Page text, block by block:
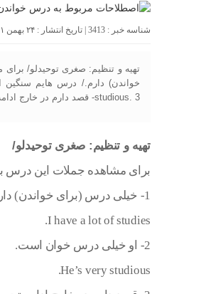
شناسه خبر : 3413 | تاریخ انتشار : ۲۴ بهمن ۱۴۰۱ - ۲۰:۰۱ | 2451 بازدید | تعداد دیدگاه :
studious. 3- قصد دارم در خارج ادامه تحصیل بدهم. I’m going to continue my studies abroad. […]
تهیه و تنظیم: صغری توحیدلو/
برای مشاهده جملات این درس
1- خیلی درس (برای خواندن) دارم./ درس هایم سنگین است.
I have a lot of studies.
2- او خیلی درس خوان است.
He’s very studious.